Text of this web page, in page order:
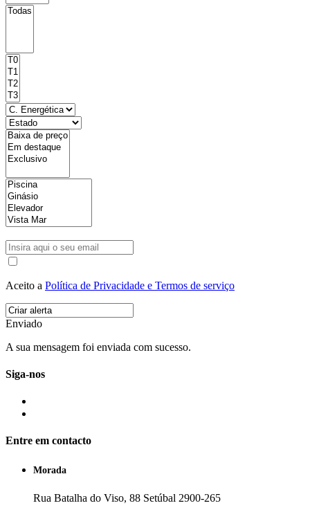
Aceito a Política de Privacidade e Termos de serviço
Enviado
A sua mensagem foi enviada com sucesso.
Siga-nos
Entre em contacto
Morada
Rua Batalha do Viso, 88 Setúbal 2900-265